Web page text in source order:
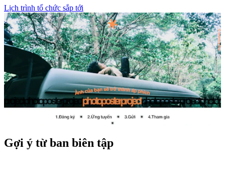
Lịch trình tổ chức sắp tới
Gợi ý từ ban biên tập